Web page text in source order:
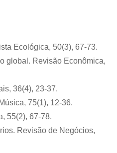
Ecológica, 50(3), 67-73.
global. Revisão Econômica,
36(4), 23-37.
75(1), 12-36.
55(2), 67-78.
Revisão de Negócios,